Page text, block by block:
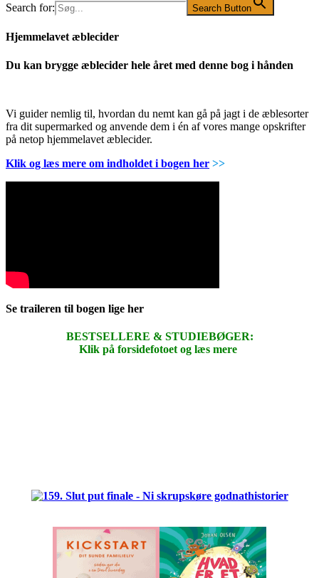
Search for: Search Button
Hjemmelavet æblecider
Du kan brygge æblecider hele året med denne bog i hånden
Vi guider nemlig til, hvordan du nemt kan gå på jagt i de æblesorter
fra dit supermarked og anvende dem i én af vores mange opskrifter
på netop hjemmelavet æblecider.
Klik og læs mere om indholdet i bogen her >>
Se traileren til bogen lige her
BESTSELLERE & STUDIEBØGER:
Klik på forsidefotoet og læs mere